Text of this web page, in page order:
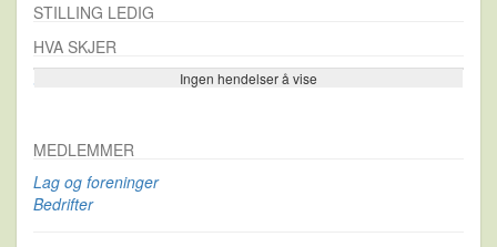
STILLING LEDIG
HVA SKJER
Ingen hendelser å vise
Se flere…
MEDLEMMER
Lag og foreninger
Bedrifter